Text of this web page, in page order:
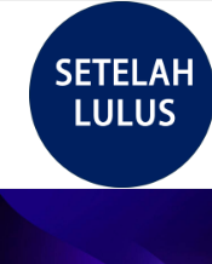
content